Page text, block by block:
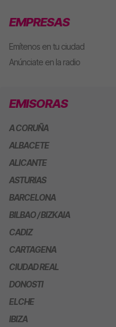
EMPRESAS
Emítenos en tu ciudad
Anúnciate en la radio
EMISORAS
A CORUÑA
ALBACETE
ALICANTE
ASTURIAS
BARCELONA
BILBAO / BIZKAIA
CADIZ
CARTAGENA
CIUDAD REAL
DONOSTI
ELCHE
IBIZA